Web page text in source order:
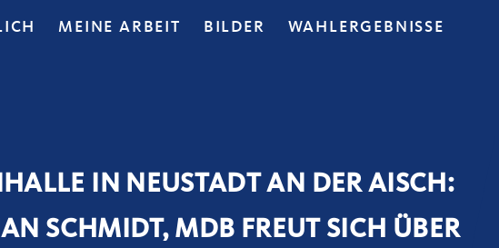
MEINE ARBEIT BILDER WAHLERGEBNISSE
IN NEUSTADT AN DER AISCH:
SCHMIDT, MDB FREUT SICH ÜBER